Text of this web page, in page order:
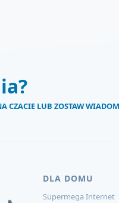
CZACIE LUB ZOSTAW
DLA DOMU
Supermega Internet